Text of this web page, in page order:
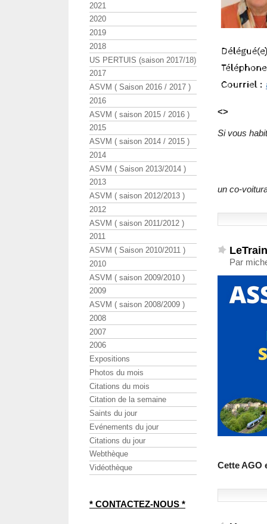
<>
Si vous
un co-
Par
Cette AGO
2021
2020
2019
2018
US PERTUIS (saison 2017/18)
2017
ASVM ( Saison 2016 / 2017 )
2016
ASVM ( saison 2015 / 2016 )
2015
ASVM ( saison 2014 / 2015 )
2014
ASVM ( Saison 2013/2014 )
2013
ASVM ( saison 2012/2013 )
2012
ASVM ( saison 2011/2012 )
2011
ASVM ( Saison 2010/2011 )
2010
ASVM ( saison 2009/2010 )
2009
ASVM ( saison 2008/2009 )
2008
2007
2006
Expositions
Photos du mois
Citations du mois
Citation de la semaine
Saints du jour
Evénements du jour
Citations du jour
Webthèque
Vidéothèque
* CONTACTEZ-NOUS *